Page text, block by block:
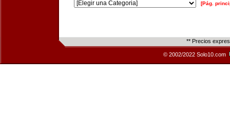
[Pág.
** Precios
© 2002/2022 Solo10.com